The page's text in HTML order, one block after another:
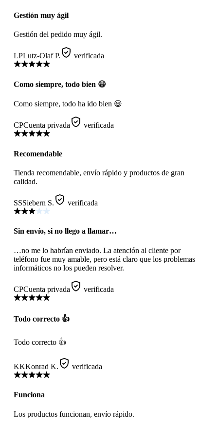
Gestión muy ágil
Gestión del pedido muy ágil.
LPLutz-Olaf P. verificada
Como siempre, todo bien 😃
Como siempre, todo ha ido bien 😃
CPCuenta privada verificada
Recomendable
Tienda recomendable, envío rápido y productos de gran
calidad.
SSSiebern S. verificada
Sin envío, si no llego a llamar…
…no me lo habrían enviado. La atención al cliente por
teléfono fue muy amable, pero está claro que los problemas
informáticos no los pueden resolver.
CPCuenta privada verificada
Todo correcto 👍
Todo correcto 👍
KKKonrad K. verificada
Funciona
Los productos funcionan, envío rápido.